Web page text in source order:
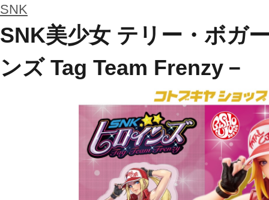
SNK
SNK美少女 テリー・ボガ
ンズ Tag Team Frenzy－